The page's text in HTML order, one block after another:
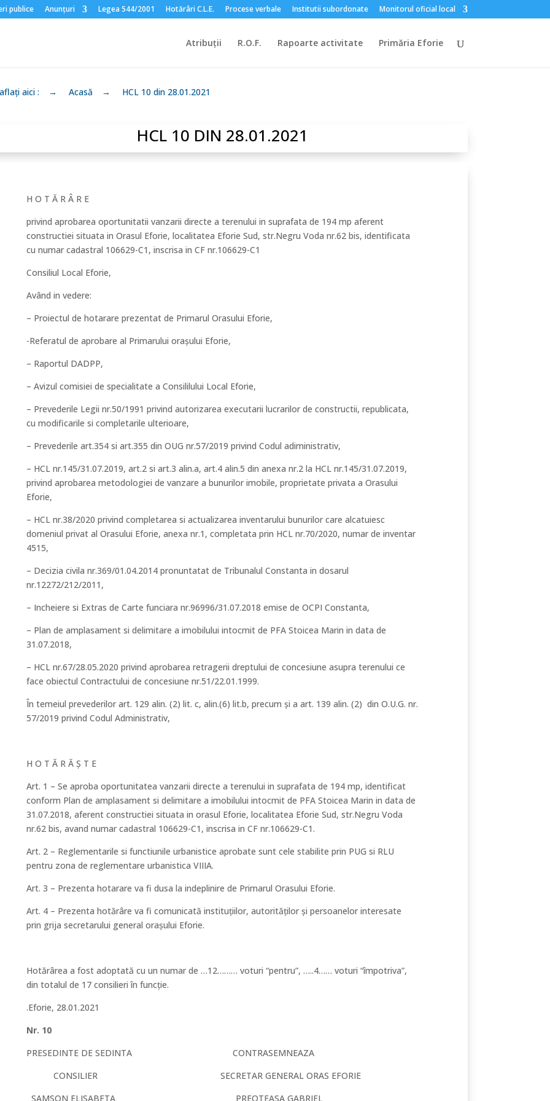
publice Anunțuri Legea 544/2001 Hotărâri C.L.E. Procese verbale Institutii subordonate Monitorul oficial local
Atribuții R.O.F. Rapoarte activitate Primăria Eforie
aici : → Acasă → HCL 10 din 28.01.2021
HCL 10 DIN 28.01.2021
H O T Ă R Â R E
privind aprobarea oportunitatii vanzarii directe a terenului in suprafata de 194 mp aferent
constructiei situata in Orasul Eforie, localitatea Eforie Sud, str.Negru Voda nr.62 bis, identificata
cu numar cadastral 106629-C1, inscrisa in CF nr.106629-C1
Consiliul Local Eforie,
Având in vedere:
– Proiectul de hotarare prezentat de Primarul Orasului Eforie,
-Referatul de aprobare al Primarului orașului Eforie,
– Raportul DADPP,
– Avizul comisiei de specialitate a Consililului Local Eforie,
– Prevederile Legii nr.50/1991 privind autorizarea executarii lucrarilor de constructii, republicata,
cu modificarile si completarile ulterioare,
– Prevederile art.354 si art.355 din OUG nr.57/2019 privind Codul adiministrativ,
– HCL nr.145/31.07.2019, art.2 si art.3 alin.a, art.4 alin.5 din anexa nr.2 la HCL nr.145/31.07.2019,
privind aprobarea metodologiei de vanzare a bunurilor imobile, proprietate privata a Orasului
Eforie,
– HCL nr.38/2020 privind completarea si actualizarea inventarului bunurilor care alcatuiesc
domeniul privat al Orasului Eforie, anexa nr.1, completata prin HCL nr.70/2020, numar de inventar
4515,
– Decizia civila nr.369/01.04.2014 pronuntatat de Tribunalul Constanta in dosarul
nr.12272/212/2011,
– Incheiere si Extras de Carte funciara nr.96996/31.07.2018 emise de OCPI Constanta,
– Plan de amplasament si delimitare a imobilului intocmit de PFA Stoicea Marin in data de
31.07.2018,
– HCL nr.67/28.05.2020 privind aprobarea retragerii dreptului de concesiune asupra terenului ce
face obiectul Contractului de concesiune nr.51/22.01.1999.
În temeiul prevederilor art. 129 alin. (2) lit. c, alin.(6) lit.b, precum și a art. 139 alin. (2) din O.U.G. nr.
57/2019 privind Codul Administrativ,
H O T Ă R Ă Ș T E
Art. 1 – Se aproba oportunitatea vanzarii directe a terenului in suprafata de 194 mp, identificat
conform Plan de amplasament si delimitare a imobilului intocmit de PFA Stoicea Marin in data de
31.07.2018, aferent constructiei situata in orasul Eforie, localitatea Eforie Sud, str.Negru Voda
nr.62 bis, avand numar cadastral 106629-C1, inscrisa in CF nr.106629-C1.
Art. 2 – Reglementarile si functiunile urbanistice aprobate sunt cele stabilite prin PUG si RLU
pentru zona de reglementare urbanistica VIIIA.
Art. 3 – Prezenta hotarare va fi dusa la indeplinire de Primarul Orasului Eforie.
Art. 4 – Prezenta hotărâre va fi comunicată instituțiilor, autorităților și persoanelor interesate
prin grija secretarului general oraşului Eforie.
Hotărârea a fost adoptată cu un numar de …12……… voturi “pentru”, …..4…… voturi “împotriva”,
din totalul de 17 consilieri în funcție.
.Eforie, 28.01.2021
Nr. 10
PRESEDINTE DE SEDINTA CONTRASEMNEAZA
CONSILIER SECRETAR GENERAL ORAS EFORIE
SAMSON ELISABETA PREOTEASA GABRIEL